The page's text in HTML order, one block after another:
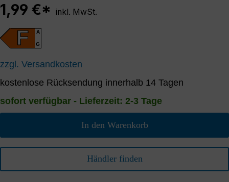
1,99 €* inkl. MwSt.
F A
G
zzgl. Versandkosten
kostenlose Rücksendung innerhalb 14 Tagen
sofort verfügbar - Lieferzeit: 2-3 Tage
In den Warenkorb
Händler finden